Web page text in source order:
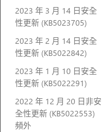
2023 年 3 月 14 日安全
性更新 (KB5023705)
2023 年 2 月 14 日安全
性更新 (KB5022842)
2023 年 1 月 10 日安全
性更新 (KB5022291)
2022 年 12 月 20 日非安
全性更新 (KB5022553)
頻外